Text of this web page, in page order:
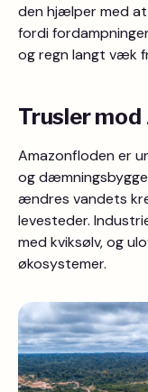
den hjælper med at
fordi
og regn langt væk
Trusler
Amazonfloden er
og
ændres vandets
levesteder.
med kviksølv, og
økosystemer.